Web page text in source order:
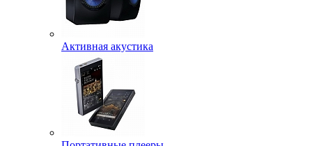
Активная акустика